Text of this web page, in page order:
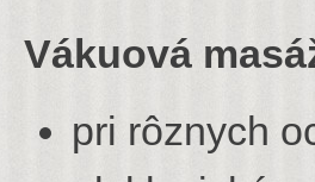
Vákuová
pri rôznych